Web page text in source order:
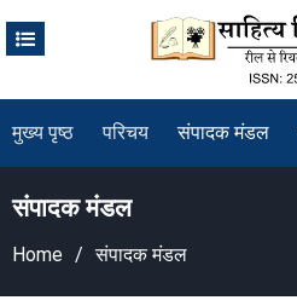
मुख्य पृष्ठ परिचय संपादक मंडल
संपादक मंडल
Home संपादक मंडल